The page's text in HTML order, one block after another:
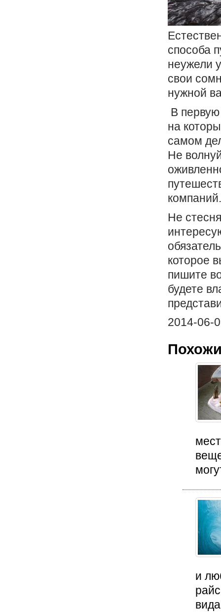
способа
неужели
свои
нужной
В
на
самом
Не
компаний.
Не
которое
пишите
будете
2014-06-
и